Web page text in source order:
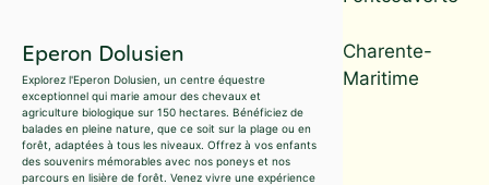
Eperon Dolusien
Explorez l'Eperon Dolusien, un centre équestre
exceptionnel qui marie amour des chevaux et
agriculture biologique sur 150 hectares. Bénéficiez de
balades en pleine nature, que ce soit sur la plage ou en
forêt, adaptées à tous les niveaux. Offrez à vos enfants
des souvenirs mémorables avec nos poneys et nos
parcours en lisière de forêt. Venez vivre une expérience
Charente-
Maritime